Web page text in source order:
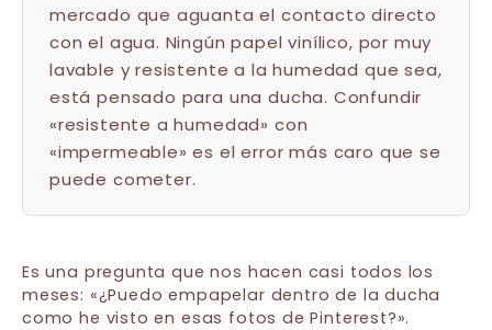
mercado que aguanta el contacto directo
con el agua. Ningún papel vinílico, por muy
lavable y resistente a la humedad que sea,
está pensado para una ducha. Confundir
«resistente a humedad» con
«impermeable» es el error más caro que se
puede cometer.
Es una pregunta que nos hacen casi todos los
meses: «¿Puedo empapelar dentro de la ducha
como he visto en esas fotos de Pinterest?».